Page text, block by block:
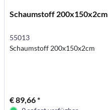
Schaumstoff 200x150x2cm
55013
Schaumstoff 200x150x2cm
€ 89,66 *